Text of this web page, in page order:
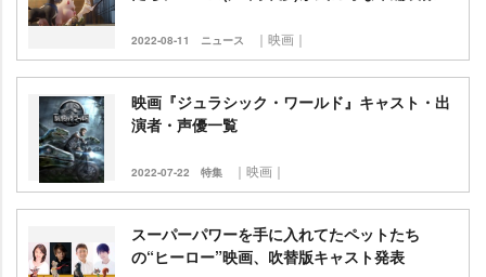
2022-08-11 ニュース ｜映画｜
映画『ジュラシック・ワールド』キャスト・出
演者・声優一覧
2022-07-22 特集 ｜映画｜
スーパーパワーを手に入れてたペットたち
の“ヒーロー”映画、吹替版キャスト発表